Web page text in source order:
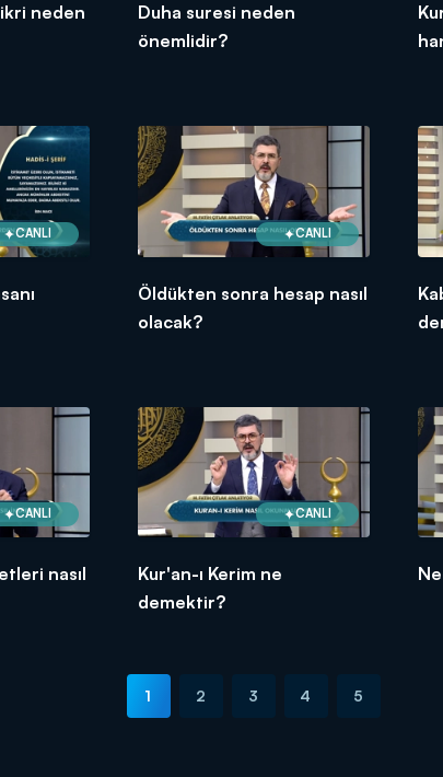
neden
Duha suresi neden
önemlidir?
CANLI CANLI
Öldükten sonra hesap nasıl
olacak?
CANLI
nasıl
CANLI
Kur'an-ı Kerim ne
demektir?
1 2 3 4 5